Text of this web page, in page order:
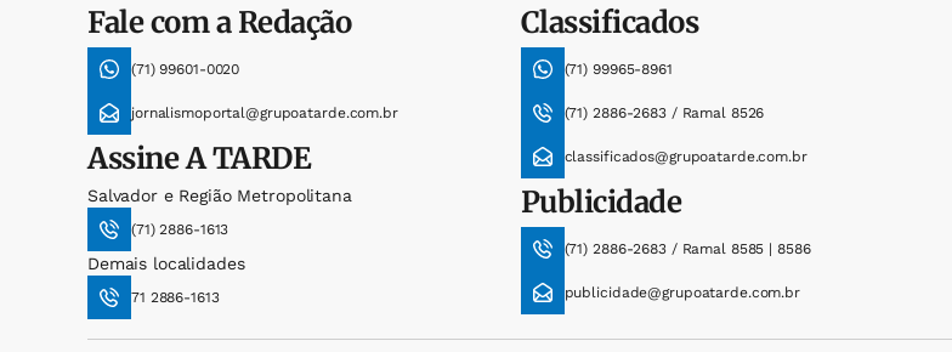
Fale com a Redação
(71) 99601-0020
jornalismoportal@grupoatarde.com.br
AssineA TARDE
Salvador e Região Metropolitana
(71) 2886-1613
Demais localidades
71 2886-1613
Classificados
(71) 99965-8961
(71) 2886-2683 / Ramal 8526
classificados@grupoatarde.com.br
Publicidade
(71) 2886-2683 / Ramal 8585 | 8586
publicidade@grupoatarde.com.br